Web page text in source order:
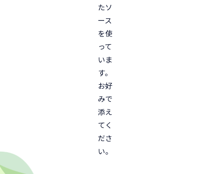
たソ
ース
を使
って
いま
す。
お好
みで
添え
てく
ださ
い。